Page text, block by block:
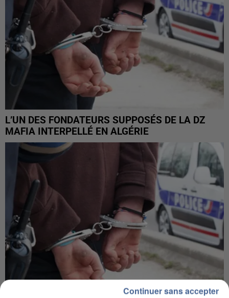
L’UN DES FONDATEURS SUPPOSÉS DE LA DZ
MAFIA INTERPELLÉ EN ALGÉRIE
Continuer sans accepter